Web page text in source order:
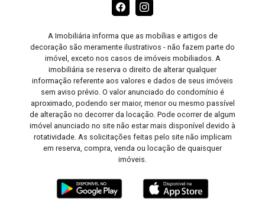
A Imobiliária informa que as mobílias e artigos de
decoração são meramente ilustrativos - não fazem parte do
imóvel, exceto nos casos de imóveis mobiliados. A
imobiliária se reserva o direito de alterar qualquer
informação referente aos valores e dados de seus imóveis
sem aviso prévio. O valor anunciado do condomínio é
aproximado, podendo ser maior, menor ou mesmo passível
de alteração no decorrer da locação. Pode ocorrer de algum
imóvel anunciado no site não estar mais disponível devido à
rotatividade. As solicitações feitas pelo site não implicam
em reserva, compra, venda ou locação de quaisquer
imóveis.